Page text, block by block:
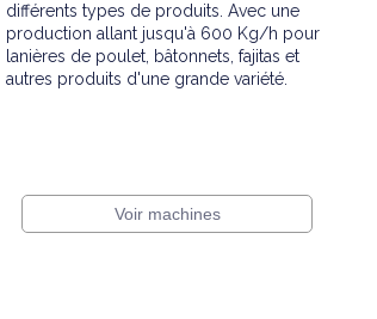
différents types de produits. Avec une
production allant jusqu'à 600 Kg/h pour
lanières de poulet, bâtonnets, fajitas et
autres produits d'une grande variété.
Voir machines